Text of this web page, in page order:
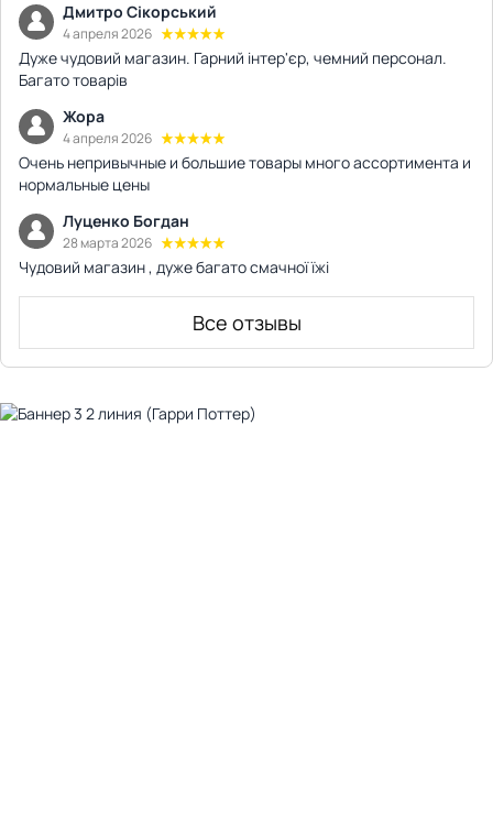
Дмитро Сікорський
4 апреля 2026
Дуже чудовий магазин. Гарний інтер'єр, чемний персонал.
Багато товарів
Жора
4 апреля 2026
Очень непривычные и большие товары много ассортимента и
нормальные цены
Луценко Богдан
28 марта 2026
Чудовий магазин , дуже багато смачної їжі
Все отзывы